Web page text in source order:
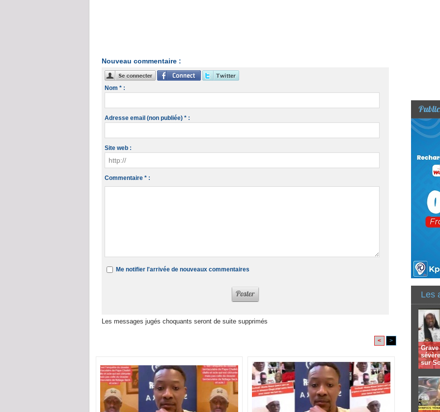
Nouveau commentaire :
Nom * :
Adresse email (non publiée) * :
Site web :
Commentaire * :
Me notifier l'arrivée de nouveaux commentaires
Les messages jugés choquants seront de suite supprimés
< >
Les
sur